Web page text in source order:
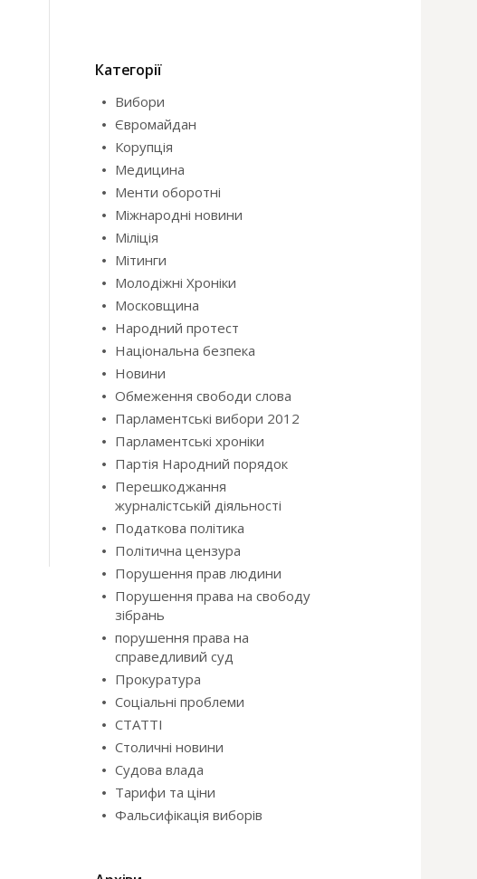
Категорії
Вибори
Євромайдан
Корупція
Медицина
Менти оборотні
Міжнародні новини
Міліція
Мітинги
Молодіжні Хроніки
Московщина
Народний протест
Національна безпека
Новини
Обмеження свободи слова
Парламентські вибори 2012
Парламентські хроніки
Партія Народний порядок
Перешкоджання
журналістській діяльності
Податкова політика
Політична цензура
Порушення прав людини
Порушення права на свободу
зібрань
порушення права на
справедливий суд
Прокуратура
Соціальні проблеми
СТАТТІ
Столичні новини
Судова влада
Тарифи та ціни
Фальсифікація виборів